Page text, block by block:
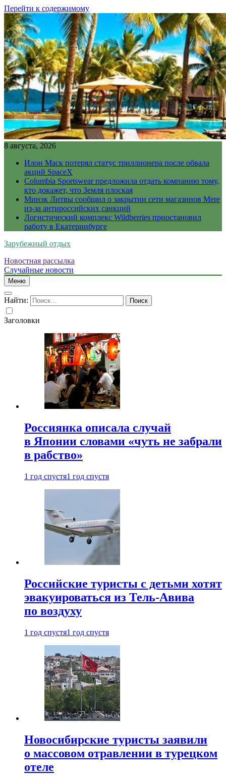
Перейти к содержимому
8 августа, 2026
Илон Маск потерял статус триллионера после обвала
акций SpaceX
Columbia Sportswear предложила отдать компанию тому,
кто докажет, что Земля плоская
Минэк Литвы сообщил о закрытии сети магазинов Mere
из-за антироссийских санкций
Логистический комплекс Wildberries приостановил
работу в Екатеринбурге
Зарубежный отдых
Новостная рассылка
Случайные новости
Меню
Найти:
Заголовки
Россиянка описала случай
в Японии словами «чуть не забрали
в рабство»
1 год спустя1 год спустя
Российские туристы с детьми хотят
эвакуироваться из Тель-Авива
по воздуху
1 год спустя1 год спустя
Новосибирские туристы заявили
о массовом отравлении в турецком
отеле